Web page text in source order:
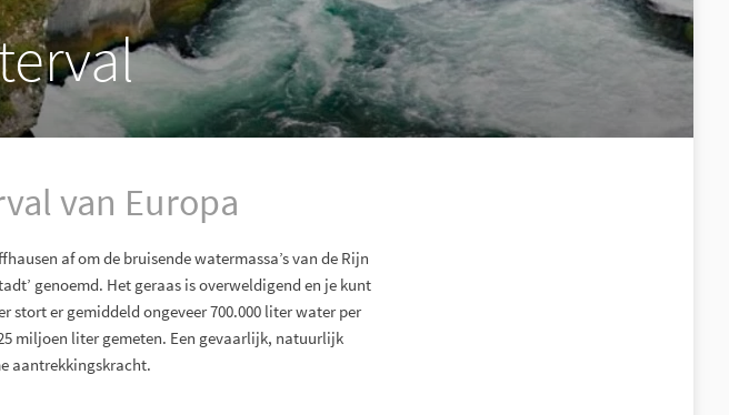
van Europa
af om de bruisende watermassa’s van de Rijn
genoemd. Het geraas is overweldigend en je kunt
stort er gemiddeld ongeveer 700.000 liter water per
miljoen liter gemeten. Een gevaarlijk, natuurlijk
aantrekkingskracht.